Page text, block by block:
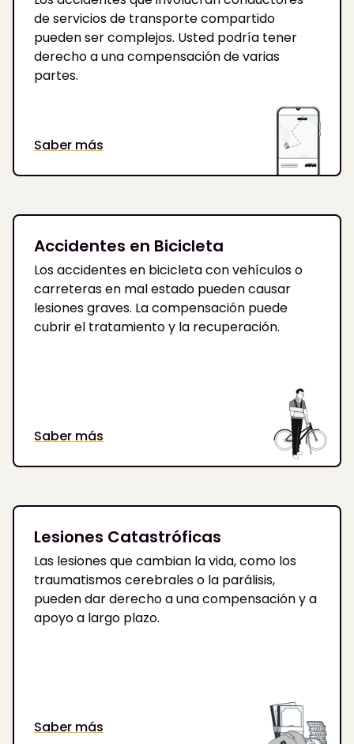
de servicios de transporte compartido
pueden ser complejos. Usted podría tener
derecho a una compensación de varias
partes.
Saber más
Accidentes en Bicicleta
Los accidentes en bicicleta con vehículos o
carreteras en mal estado pueden causar
lesiones graves. La compensación puede
cubrir el tratamiento y la recuperación.
Saber más
Lesiones Catastróficas
Las lesiones que cambian la vida, como los
traumatismos cerebrales o la parálisis,
pueden dar derecho a una compensación y a
apoyo a largo plazo.
Saber más